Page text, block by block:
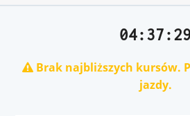
04:37:29
Brak najbliższych kursów.
jazdy.